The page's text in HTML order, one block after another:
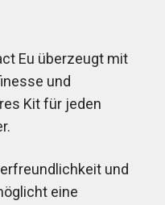
Eu überzeugt mit
und
Kit für jeden
und
eine